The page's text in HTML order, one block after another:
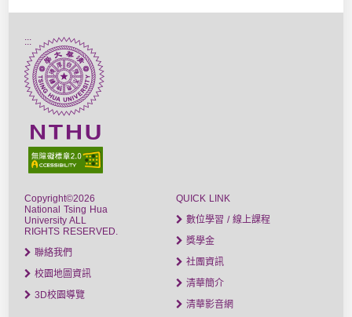
:::
Copyright©2026
National Tsing Hua
University ALL
RIGHTS RESERVED.
聯絡我們
校園地圖資訊
3D校園導覽
QUICK LINK
數位學習 / 線上課程
獎學金
社團資訊
清華簡介
清華影音網